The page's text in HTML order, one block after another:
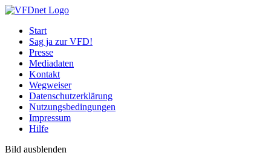
Start
Sag ja zur VFD!
Presse
Mediadaten
Kontakt
Wegweiser
Datenschutzerklärung
Nutzungsbedingungen
Impressum
Hilfe
Bild ausblenden